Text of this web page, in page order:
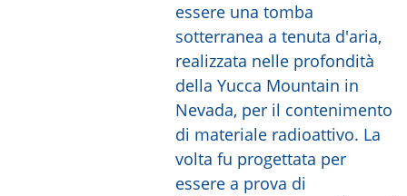
essere una tomba
sotterranea a tenuta d'aria,
realizzata nelle profondità
della Yucca Mountain in
Nevada, per il contenimento
di materiale radioattivo. La
volta fu progettata per
essere a prova di